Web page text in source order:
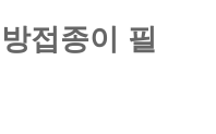
접종이 필